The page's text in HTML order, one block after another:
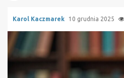
Karol Kaczmarek 10 grudnia 2025